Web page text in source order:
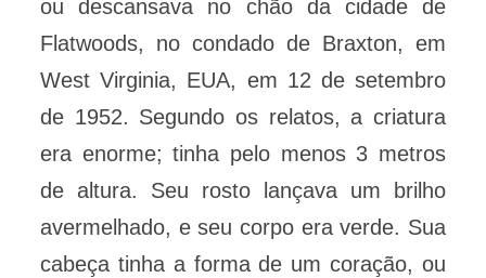
ou descansava no chão da cidade de
Flatwoods, no condado de Braxton, em
West Virginia, EUA, em 12 de setembro
de 1952. Segundo os relatos, a criatura
era enorme; tinha pelo menos 3 metros
de altura. Seu rosto lançava um brilho
avermelhado, e seu corpo era verde. Sua
cabeça tinha a forma de um coração, ou